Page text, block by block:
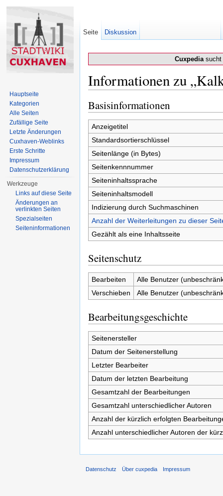
Cuxpediasucht
Informationen zu
Basisinformationen
Anzeigetitel
Standardsortierschlüssel
Seitenlänge (in Bytes)
Seitenkennnummer
Seiteninhaltssprache
Seiteninhaltsmodell
Indizierung durch Suchmaschinen
Anzahl der Weiterleitungen zu dieser
Gezählt als eine Inhaltsseite
Seitenschutz
Bearbeiten
Alle Benutzer
Verschieben
Alle Benutzer
Bearbeitungsgeschichte
Seitenersteller
Datum der Seitenerstellung
Letzter Bearbeiter
Datum der letzten Bearbeitung
Gesamtzahl der Bearbeitungen
Gesamtzahl unterschiedlicher Autoren
Anzahl der kürzlich erfolgten
Anzahl unterschiedlicher Autoren der
Seite Diskussion
Hauptseite
Kategorien
Alle Seiten
Zufällige Seite
Letzte Änderungen
Cuxhaven-Weblinks
Erste Schritte
Impressum
Datenschutzerklärung
Werkzeuge
Links auf diese Seite
Änderungen an
verlinkten Seiten
Spezialseiten
Seiten­informationen
Datenschutz Über cuxpedia Impressum